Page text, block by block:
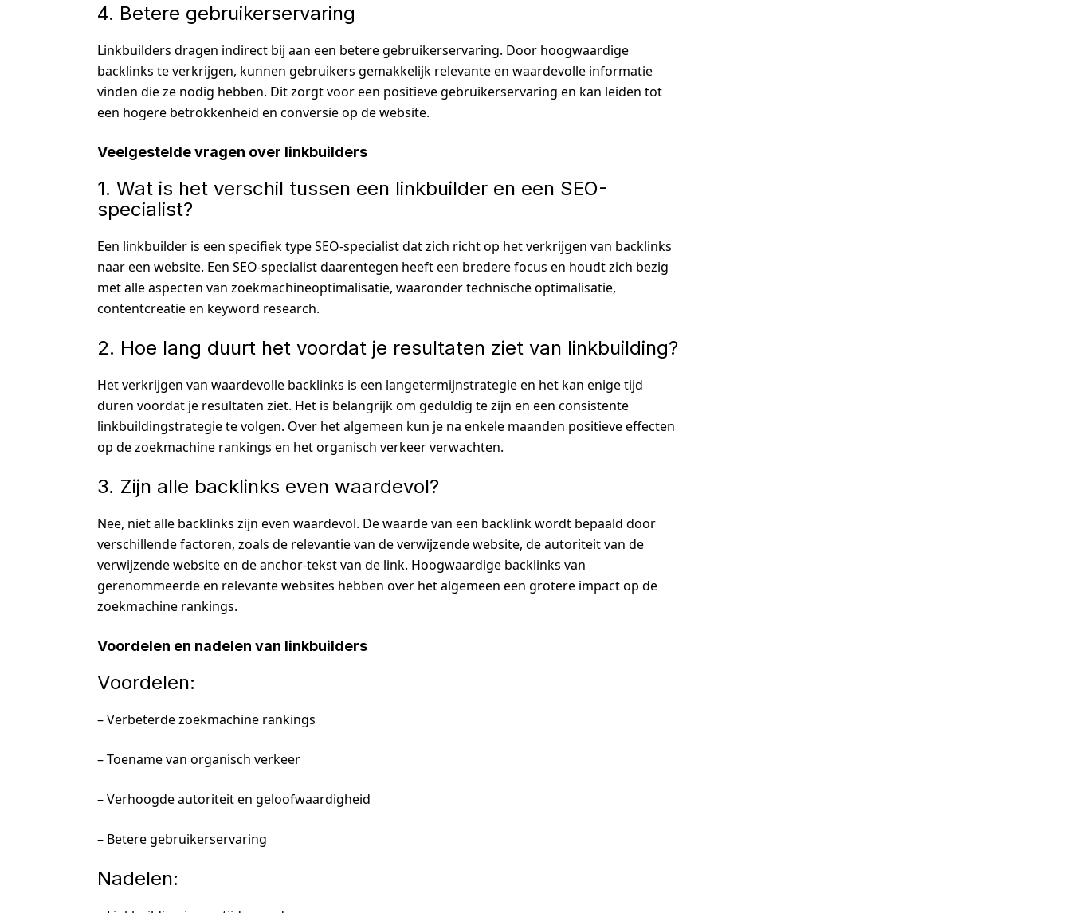
4. Betere gebruikerservaring
Linkbuilders dragen indirect bij aan een betere gebruikerservaring. Door hoogwaardige
backlinks te verkrijgen, kunnen gebruikers gemakkelijk relevante en waardevolle informatie
vinden die ze nodig hebben. Dit zorgt voor een positieve gebruikerservaring en kan leiden tot
een hogere betrokkenheid en conversie op de website.
Veelgestelde vragen over linkbuilders
1. Wat is het verschil tussen een linkbuilder en een SEO-
specialist?
Een linkbuilder is een specifiek type SEO-specialist dat zich richt op het verkrijgen van backlinks
naar een website. Een SEO-specialist daarentegen heeft een bredere focus en houdt zich bezig
met alle aspecten van zoekmachineoptimalisatie, waaronder technische optimalisatie,
contentcreatie en keyword research.
2. Hoe lang duurt het voordat je resultaten ziet van linkbuilding?
Het verkrijgen van waardevolle backlinks is een langetermijnstrategie en het kan enige tijd
duren voordat je resultaten ziet. Het is belangrijk om geduldig te zijn en een consistente
linkbuildingstrategie te volgen. Over het algemeen kun je na enkele maanden positieve effecten
op de zoekmachine rankings en het organisch verkeer verwachten.
3. Zijn alle backlinks even waardevol?
Nee, niet alle backlinks zijn even waardevol. De waarde van een backlink wordt bepaald door
verschillende factoren, zoals de relevantie van de verwijzende website, de autoriteit van de
verwijzende website en de anchor-tekst van de link. Hoogwaardige backlinks van
gerenommeerde en relevante websites hebben over het algemeen een grotere impact op de
zoekmachine rankings.
Voordelen en nadelen van linkbuilders
Voordelen:
– Verbeterde zoekmachine rankings
– Toename van organisch verkeer
– Verhoogde autoriteit en geloofwaardigheid
– Betere gebruikerservaring
Nadelen: